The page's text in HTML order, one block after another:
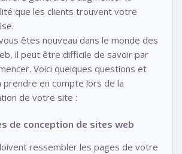
que les clients trouvent votre
êtes nouveau dans le monde des
il peut être difficile de savoir par
Voici quelques questions et
prendre en compte lors de la
de votre site :
de conception de sites web
ressembler les pages de votre